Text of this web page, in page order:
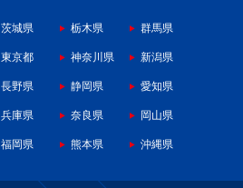
茨城県 栃木県 群馬県
東京都 神奈川県 新潟県
長野県 静岡県 愛知県
兵庫県 奈良県 岡山県
福岡県 熊本県 沖縄県